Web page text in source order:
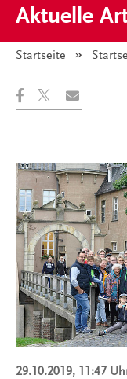
Aktuelle
Startseite
29.10.2019, 11:47